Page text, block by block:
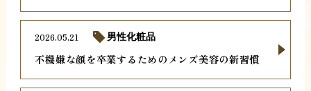
不機嫌な顔を卒業するためのメンズ美容の新習慣
2026.05.21 男性化粧品